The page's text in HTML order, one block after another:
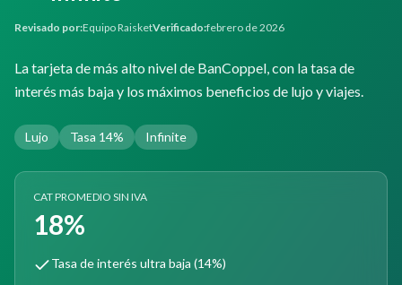
Revisado por:Equipo RaisketVerificado:febrero de 2026
La tarjeta de más alto nivel de BanCoppel, con la tasa de
interés más baja y los máximos beneficios de lujo y viajes.
Lujo Tasa 14% Infinite
CAT PROMEDIO SIN IVA
18%
Tasa de interés ultra baja (14%)